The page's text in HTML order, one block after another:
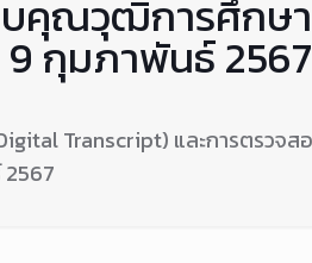
บคุณวุฒิการศึกษา
9 กุมภาพันธ์ 2567
Transcript) และการตรว
2567